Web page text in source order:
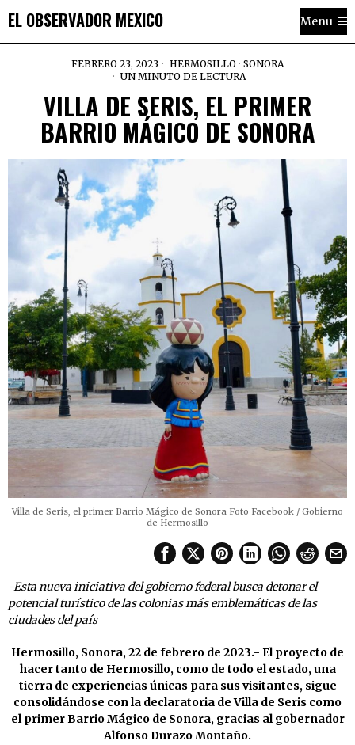
EL OBSERVADOR MEXICO Menu
FEBRERO 23, 2023 HERMOSILLO · SONORA
UN MINUTO DE LECTURA
VILLA DE SERIS, EL PRIMER
BARRIO MÁGICO DE SONORA
Villa de Seris, el primer Barrio Mágico de Sonora Foto Facebook / Gobierno
de Hermosillo
-Esta nueva iniciativa del gobierno federal busca detonar el
potencial turístico de las colonias más emblemáticas de las
ciudades del país
Hermosillo, Sonora, 22 de febrero de 2023.- El proyecto de
hacer tanto de Hermosillo, como de todo el estado, una
tierra de experiencias únicas para sus visitantes, sigue
consolidándose con la declaratoria de Villa de Seris como
el primer Barrio Mágico de Sonora, gracias al gobernador
Alfonso Durazo Montaño.